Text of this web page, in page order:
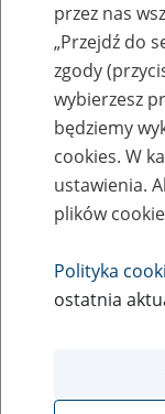
Zaproś
Rodzaj wydarzenia
Szkolenia
Płatnicy,
przez nas
„Przejdź do
zgody
wybierzesz
będziemy
cookies. W
ustawienia.
plików
Polityka
ostatnia